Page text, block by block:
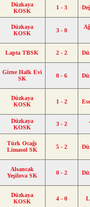
Düzkaya
KOSK
1 - 3
Düzkaya
KOSK
3 - 0
Lapta TBSK 2 - 2
Girne Halk Evi
SK
0 - 6
Düzkaya
KOSK
1 - 2
Düzkaya
KOSK
3 - 2
Türk Ocağı
Limasol SK
5 - 2
Alsancak
Yeşilova SK
0 - 2
Düzkaya
KOSK
4 - 0